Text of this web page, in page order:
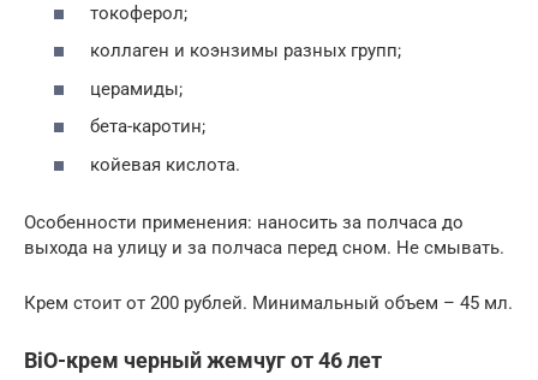
токоферол;
коллаген и коэнзимы разных групп;
церамиды;
бета-каротин;
койевая кислота.
Особенности применения: наносить за полчаса до
выхода на улицу и за полчаса перед сном. Не смывать.
Крем стоит от 200 рублей. Минимальный объем – 45 мл.
BiO-крем черный жемчуг от 46 лет